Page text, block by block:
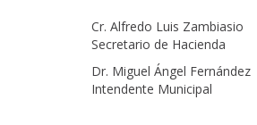
Cr. Alfredo Luis Zambiasio
Secretario de Hacienda
Dr. Miguel Ángel Fernández
Intendente Municipal